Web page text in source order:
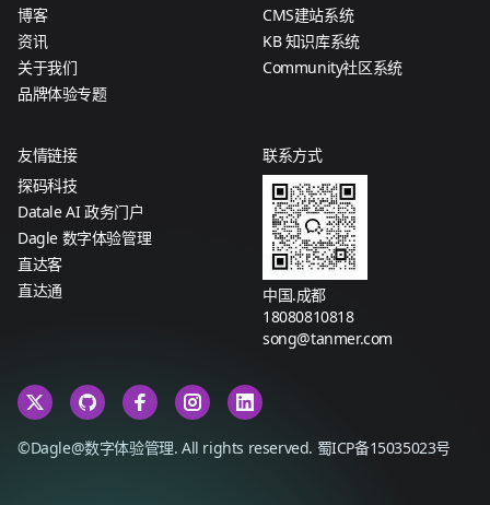
博客
资讯
关于我们
品牌体验专题
CMS建站系统
KB 知识库系统
Community社区系统
友情链接
探码科技
Datale AI 政务门户
Dagle 数字体验管理
直达客
直达通
联系方式
中国.成都
18080810818
song@tanmer.com
©Dagle@数字体验管理. All rights reserved. 蜀ICP备15035023号